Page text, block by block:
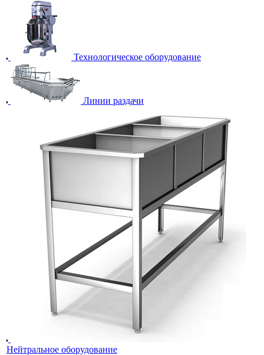
Технологическое оборудование
Линии раздачи
Нейтральное оборудование